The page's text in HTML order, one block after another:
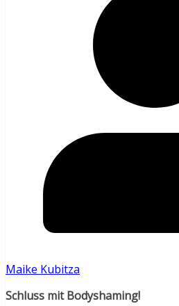
Maike Kubitza
Schluss mit Bodyshaming!